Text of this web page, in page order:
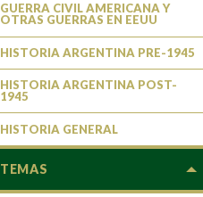
GUERRA CIVIL AMERICANA Y
OTRAS GUERRAS EN EEUU
HISTORIA ARGENTINA PRE-1945
HISTORIA ARGENTINA POST-
1945
HISTORIA GENERAL
TEMAS